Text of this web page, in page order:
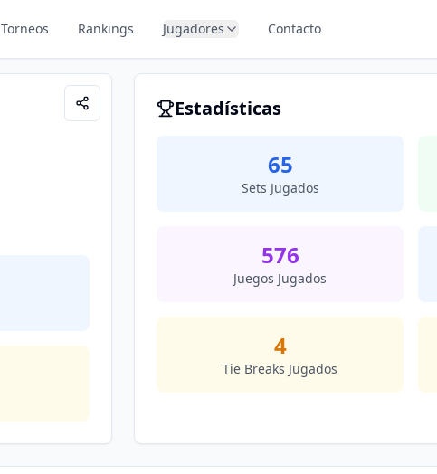
Torneos Rankings Jugadores Contacto
Estadísticas
65
Sets Jugados
576
Juegos Jugados
4
Tie Breaks Jugados